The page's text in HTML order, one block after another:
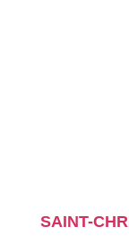
SAINT-